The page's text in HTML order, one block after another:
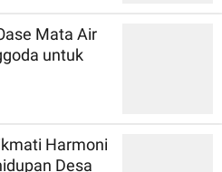
Mata Air
untuk
Harmoni
Desa